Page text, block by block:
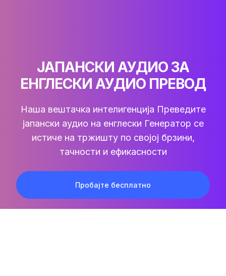
ЈАПАНСКИ АУДИО ЗА
ЕНГЛЕСКИ АУДИО ПРЕВОД
Наша вештачка интелигенција Преведите
јапански аудио на енглески Генератор се
истиче на тржишту по својој брзини,
тачности и ефикасности
Пробајте бесплатно